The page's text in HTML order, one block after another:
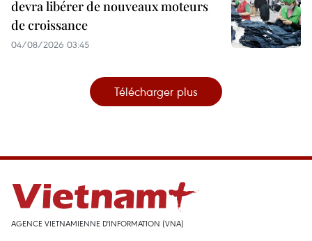
devra libérer de nouveaux moteurs
de croissance
04/08/2026 03:45
Télécharger plus
AGENCE VIETNAMIENNE D'INFORMATION (VNA)